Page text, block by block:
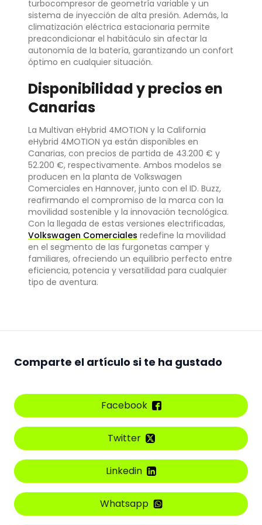
turbocompresor de geometría variable y un
sistema de inyección de alta presión. Además, la
climatización eléctrica estacionaria permite
preacondicionar el habitáculo sin afectar la
autonomía de la batería, garantizando un confort
óptimo en cualquier situación.
Disponibilidad y precios en
Canarias
La Multivan eHybrid 4MOTION y la California
eHybrid 4MOTION ya están disponibles en
Canarias, con precios de partida de 43.200 € y
52.200 €, respectivamente. Ambos modelos se
producen en la planta de Volkswagen
Comerciales en Hannover, junto con el ID. Buzz,
reafirmando el compromiso de la marca con la
movilidad sostenible y la innovación tecnológica.
Con la llegada de estas versiones electrificadas,
Volkswagen Comerciales redefine la movilidad
en el segmento de las furgonetas camper y
familiares, ofreciendo un equilibrio perfecto entre
eficiencia, potencia y versatilidad para cualquier
tipo de aventura.
Comparte el artículo si te ha gustado
Facebook
Twitter
Linkedin
Whatsapp